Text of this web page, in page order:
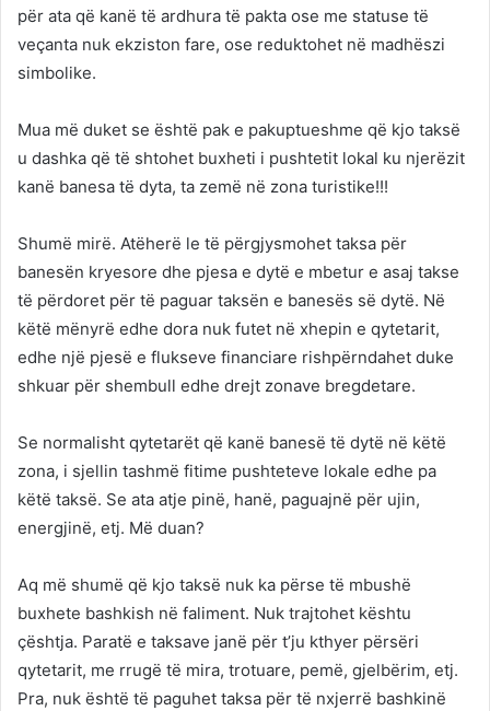
për ata që kanë të ardhura të pakta ose me statuse të
veçanta nuk ekziston fare, ose reduktohet në madhëszi
simbolike.
Mua më duket se është pak e pakuptueshme që kjo taksë
u dashka që të shtohet buxheti i pushtetit lokal ku njerëzit
kanë banesa të dyta, ta zemë në zona turistike!!!
Shumë mirë. Atëherë le të përgjysmohet taksa për
banesën kryesore dhe pjesa e dytë e mbetur e asaj takse
të përdoret për të paguar taksën e banesës së dytë. Në
këtë mënyrë edhe dora nuk futet në xhepin e qytetarit,
edhe një pjesë e flukseve financiare rishpërndahet duke
shkuar për shembull edhe drejt zonave bregdetare.
Se normalisht qytetarët që kanë banesë të dytë në këtë
zona, i sjellin tashmë fitime pushteteve lokale edhe pa
këtë taksë. Se ata atje pinë, hanë, paguajnë për ujin,
energjinë, etj. Më duan?
Aq më shumë që kjo taksë nuk ka përse të mbushë
buxhete bashkish në faliment. Nuk trajtohet kështu
çështja. Paratë e taksave janë për t’ju kthyer përsëri
qytetarit, me rrugë të mira, trotuare, pemë, gjelbërim, etj.
Pra, nuk është të paguhet taksa për të nxjerrë bashkinë